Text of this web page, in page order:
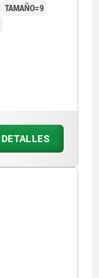
TAMAÑO=9
DETALLES